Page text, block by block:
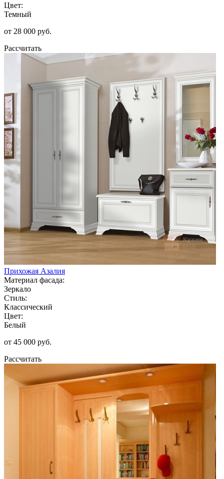
Цвет:
Темный
от 28 000 руб.
Рассчитать
Прихожая Азалия
Материал фасада:
Зеркало
Стиль:
Классический
Цвет:
Белый
от 45 000 руб.
Рассчитать